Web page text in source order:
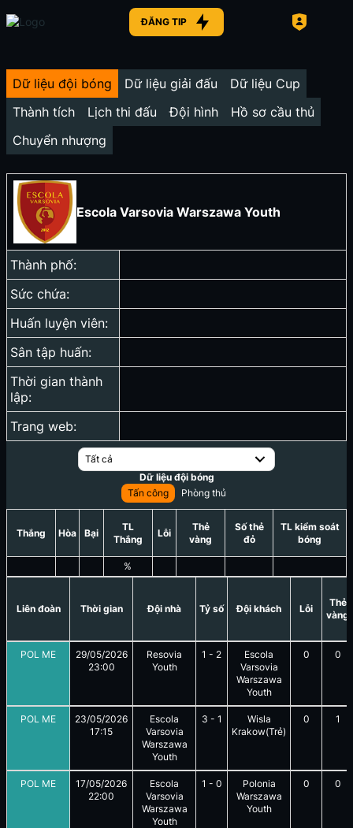
ĐĂNG TIP
Dữ liệu đội bóng Dữ liệu giải đấu
Dữ liệu Cup
Thành tích
Lịch thi đấu Đội hình
Hồ sơ cầu thủ
Chuyển nhượng
Escola Varsovia Warszawa Youth
Thành phố:
Sức chứa:
Huấn luyện viên:
Sân tập huấn:
Thời gian thành
lập:
Trang web:
Tất cả
Dữ liệu đội bóng
Tấn công
Phòng thủ
Thắng Hòa Bại
TL
Thắng
%
Lỗi
Thẻ
vàng
Số thẻ
đỏ
TL kiểm soát
bóng
Liên đoàn Thời gian Đội nhà Tỷ số Đội khách Lỗi
Thẻ
vàng
POL ME
29/05/2026
23:00
Resovia
Youth
1 - 2
Escola
Varsovia
Warszawa
Youth
0 0
POL ME
23/05/2026
17:15
Escola
Varsovia
Warszawa
Youth
3 - 1
Wisla
Krakow(Trẻ)
0 1
POL ME
17/05/2026
22:00
Escola
Varsovia
Warszawa
Youth
1 - 0
Polonia
Warszawa
Youth
0 0